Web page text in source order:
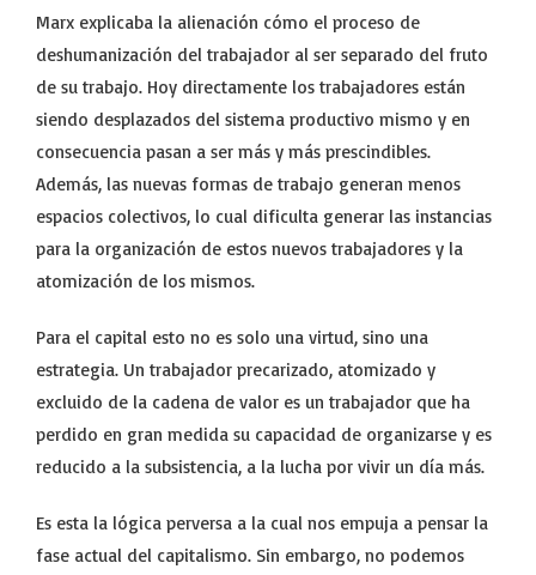
Marx explicaba la alienación cómo el proceso de
deshumanización del trabajador al ser separado del fruto
de su trabajo. Hoy directamente los trabajadores están
siendo desplazados del sistema productivo mismo y en
consecuencia pasan a ser más y más prescindibles.
Además, las nuevas formas de trabajo generan menos
espacios colectivos, lo cual dificulta generar las instancias
para la organización de estos nuevos trabajadores y la
atomización de los mismos.
Para el capital esto no es solo una virtud, sino una
estrategia. Un trabajador precarizado, atomizado y
excluido de la cadena de valor es un trabajador que ha
perdido en gran medida su capacidad de organizarse y es
reducido a la subsistencia, a la lucha por vivir un día más.
Es esta la lógica perversa a la cual nos empuja a pensar la
fase actual del capitalismo. Sin embargo, no podemos